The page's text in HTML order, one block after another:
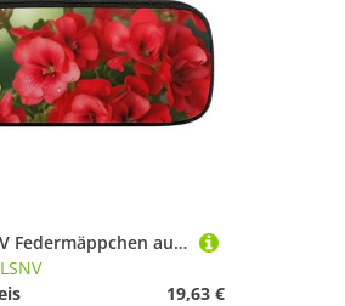
DDTKLSNV Federmäppchen aus Leder, wasserdicht, niedliches Federmäppchen, Reise-Kosmetiktasche, Make-up-Tasche, Organizer, Stifthalter für Männer und Frauen, rote Geranien
19,63 €